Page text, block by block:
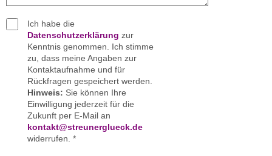
Ich habe die
Datenschutzerklärung zur
Kenntnis genommen. Ich stimme
zu, dass meine Angaben zur
Kontaktaufnahme und für
Rückfragen gespeichert werden.
Hinweis: Sie können Ihre
Einwilligung jederzeit für die
Zukunft per E-Mail an
kontakt@streunerglueck.de
widerrufen. *